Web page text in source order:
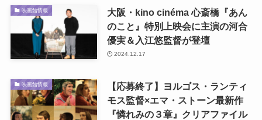
映画館情報
大阪・kino cinéma 心斎橋『あん
のこと』特別上映会に主演の河合
優実＆入江悠監督が登壇
2024.12.17
映画館情報
【応募終了】ヨルゴス・ランティ
モス監督×エマ・ストーン最新作
『憐れみの３章』クリアファイル